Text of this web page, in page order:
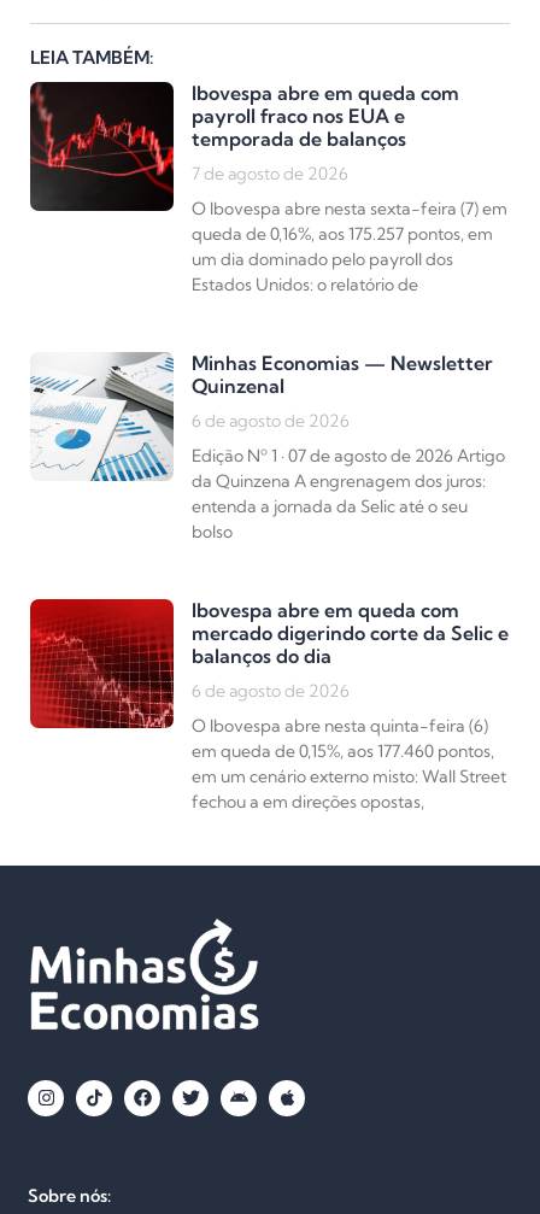
LEIA TAMBÉM:
Ibovespa abre em queda com
payroll fraco nos EUA e
temporada de balanços
7 de agosto de 2026
O Ibovespa abre nesta sexta-feira (7) em
queda de 0,16%, aos 175.257 pontos, em
um dia dominado pelo payroll dos
Estados Unidos: o relatório de
Minhas Economias — Newsletter
Quinzenal
6 de agosto de 2026
Edição Nº 1 · 07 de agosto de 2026 Artigo
da Quinzena A engrenagem dos juros:
entenda a jornada da Selic até o seu
bolso
Ibovespa abre em queda com
mercado digerindo corte da Selic e
balanços do dia
6 de agosto de 2026
O Ibovespa abre nesta quinta-feira (6)
em queda de 0,15%, aos 177.460 pontos,
em um cenário externo misto: Wall Street
fechou a em direções opostas,
Sobre nós: